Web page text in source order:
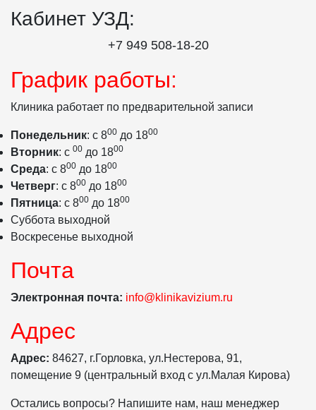
Кабинет УЗД:
+7 949 508‑18‑20
График работы:
Клиника работает по предварительной записи
Понедельник: с 800 до 1800
Вторник: с 00 до 1800
Среда: с 800 до 1800
Четверг: с 800 до 1800
Пятница: с 800 до 1800
Суббота выходной
Воскресенье выходной
Почта
Электронная почта: info@klinikavizium.ru
Адрес
Адрес: 84627, г.Горловка, ул.Нестерова, 91,
помещение 9 (центральный вход с ул.Малая Кирова)
Остались вопросы? Напишите нам, наш менеджер